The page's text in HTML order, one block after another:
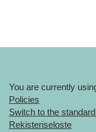
You are currently
Policies
Switch to the
Rekisteriseloste